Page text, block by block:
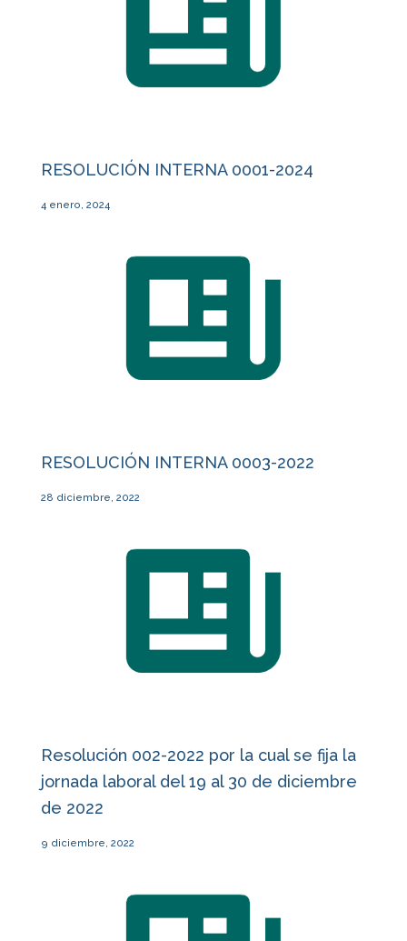
RESOLUCIÓN INTERNA 0001-2024
4 enero, 2024
RESOLUCIÓN INTERNA 0003-2022
28 diciembre, 2022
Resolución 002-2022 por la cual se fija la
jornada laboral del 19 al 30 de diciembre
de 2022
9 diciembre, 2022